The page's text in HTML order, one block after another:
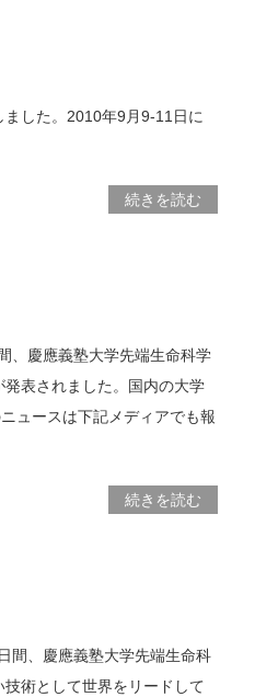
した。2010年9月9-11日に
続きを読む
、慶應義塾大学先端生命科学
表されました。国内の大学
ュースは下記メディアでも報
続きを読む
間、慶應義塾大学先端生命科
術として世界をリードして